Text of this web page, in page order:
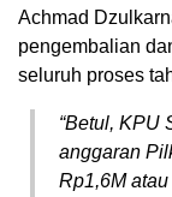
Achmad
pengembalian
seluruh proses
“Betul, KPU
anggaran
Rp1,6M